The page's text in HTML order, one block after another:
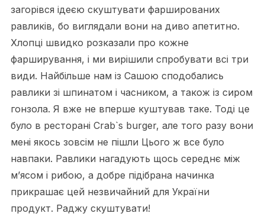
загорівся ідеєю скуштувати фаршированих
равликів, бо виглядали вони на диво апетитно.
Хлопці швидко розказали про кожне
фарширування, і ми вирішили спробувати всі три
види. Найбільше нам із Сашою сподобались
равлики зі шпинатом і часником, а також із сиром
гонзола. Я вже не вперше куштував таке. Тоді це
було в ресторані Crab`s burger, але того разу вони
мені якось зовсім не пішли Цього ж все було
навпаки. Равлики нагадують щось середнє між
м’ясом і рибою, а добре підібрана начинка
прикрашає цей незвичайний для України
продукт. Раджу скуштувати!